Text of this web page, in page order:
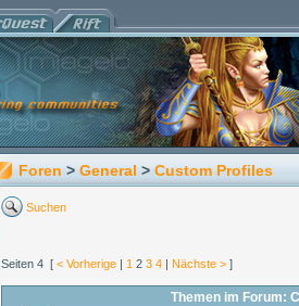
Foren > General > Custom Profiles
Suchen
Seiten 4 [ < Vorherige | 1 2 3 4 | Nächste > ]
Themen im Forum: